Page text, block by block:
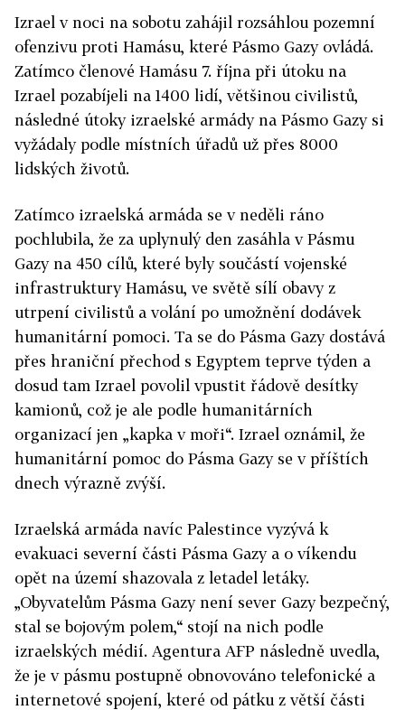
Izrael v noci na sobotu zahájil rozsáhlou pozemní
ofenzivu proti Hamásu, které Pásmo Gazy ovládá.
Zatímco členové Hamásu 7. října při útoku na
Izrael pozabíjeli na 1400 lidí, většinou civilistů,
následné útoky izraelské armády na Pásmo Gazy si
vyžádaly podle místních úřadů už přes 8000
lidských životů.
Zatímco izraelská armáda se v neděli ráno
pochlubila, že za uplynulý den zasáhla v Pásmu
Gazy na 450 cílů, které byly součástí vojenské
infrastruktury Hamásu, ve světě sílí obavy z
utrpení civilistů a volání po umožnění dodávek
humanitární pomoci. Ta se do Pásma Gazy dostává
přes hraniční přechod s Egyptem teprve týden a
dosud tam Izrael povolil vpustit řádově desítky
kamionů, což je ale podle humanitárních
organizací jen „kapka v moři“. Izrael oznámil, že
humanitární pomoc do Pásma Gazy se v příštích
dnech výrazně zvýší.
Izraelská armáda navíc Palestince vyzývá k
evakuaci severní části Pásma Gazy a o víkendu
opět na území shazovala z letadel letáky.
„Obyvatelům Pásma Gazy není sever Gazy bezpečný,
stal se bojovým polem,“ stojí na nich podle
izraelských médií. Agentura AFP následně uvedla,
že je v pásmu postupně obnovováno telefonické a
internetové spojení, které od pátku z větší části